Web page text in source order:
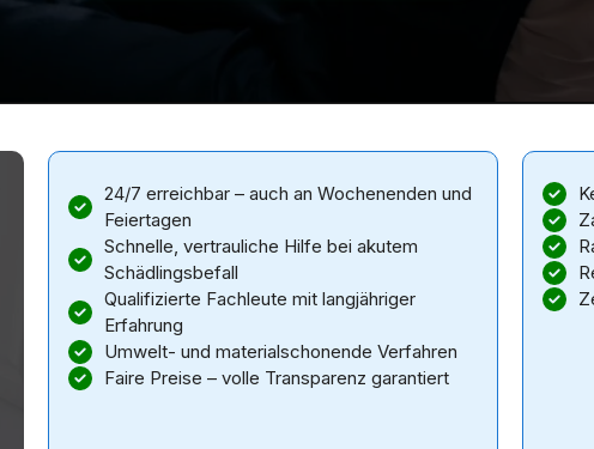
24/7 erreichbar – auch an Wochenenden und
Feiertagen
Schnelle, vertrauliche Hilfe bei akutem
Schädlingsbefall
Qualifizierte Fachleute mit langjähriger
Erfahrung
Umwelt- und materialschonende Verfahren
Faire Preise – volle Transparenz garantiert